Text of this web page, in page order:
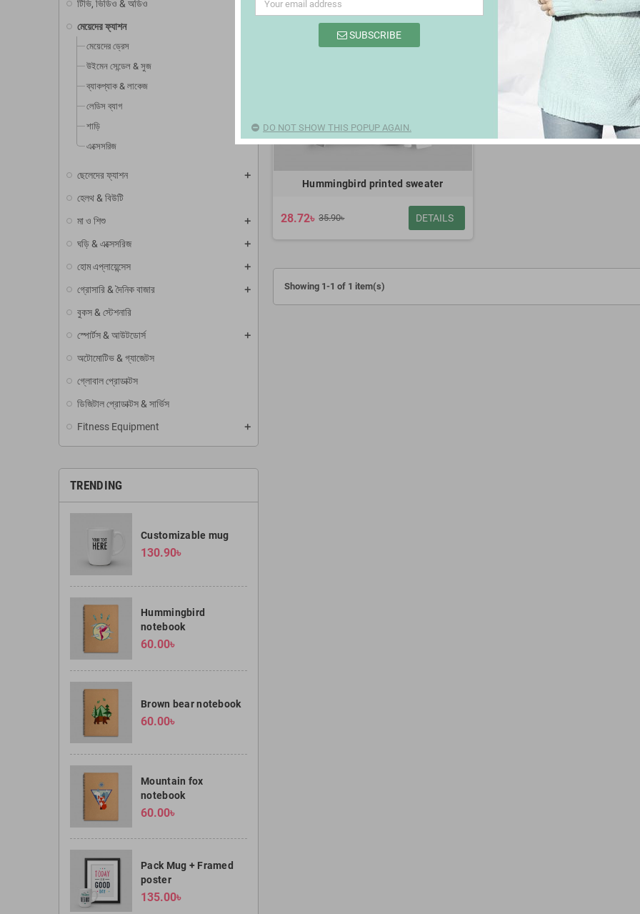
টিভি, ভিডিও & অডিও
মেয়েদের ফ্যাশন
মেয়েদের ড্রেস
উইমেন সেন্ডেল & সুজ
ব্যাকপ্যাক & লাকেজ
লেডিস ব্যাগ
শাড়ি
এক্সেসরিজ
ছেলেদের ফ্যাশন
হেলথ & বিউটি
মা ও শিশু
ঘড়ি & এক্সেসরিজ
হোম এপ্লায়েন্সেস
গ্রোসারি & দৈনিক বাজার
বুকস & স্টেশনারি
স্পোর্টস & আউটডোর্স
অটোমোটিভ & গ্যাজেটস
গ্লোবাল প্রোডাক্টস
ডিজিটাল প্রোডাক্টস & সার্ভিস
Fitness Equipment
TRENDING
Customizable mug
130.90৳
Hummingbird
notebook
60.00৳
Brown bear notebook
60.00৳
Mountain fox
notebook
60.00৳
Pack Mug + Framed
poster
135.00৳
Hummingbird printed sweater
28.72৳ 35.90৳ DETAILS
Showing 1-1 of 1 item(s)
SUBSCRIBE
DO NOT SHOW THIS POPUP AGAIN.